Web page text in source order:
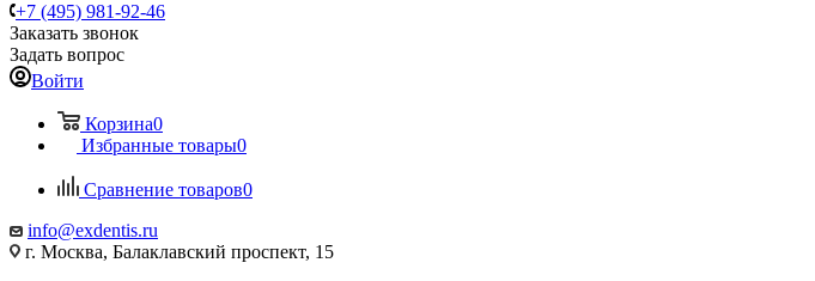
+7 (495) 981-92-46
Заказать звонок
Задать вопрос
Войти
Корзина0
Избранные товары0
Сравнение товаров0
info@exdentis.ru
г. Москва, Балаклавский проспект, 15